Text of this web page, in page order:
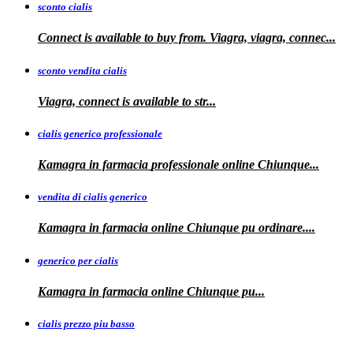
sconto cialis
Connect is available to buy from. Viagra, viagra, connec...
sconto vendita cialis
Viagra, connect is available to str...
cialis generico professionale
Kamagra in farmacia professionale online Chiunque...
vendita di cialis generico
Kamagra in farmacia online Chiunque pu ordinare....
generico per cialis
Kamagra in farmacia online Chiunque pu...
cialis prezzo piu basso